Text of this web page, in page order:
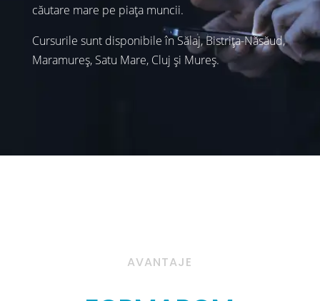
căutare mare pe piața muncii.
Cursurile sunt disponibile în Sălaj, Bistrița-Năsăud,
Maramureș, Satu Mare, Cluj și Mureș.
AVANTAJE